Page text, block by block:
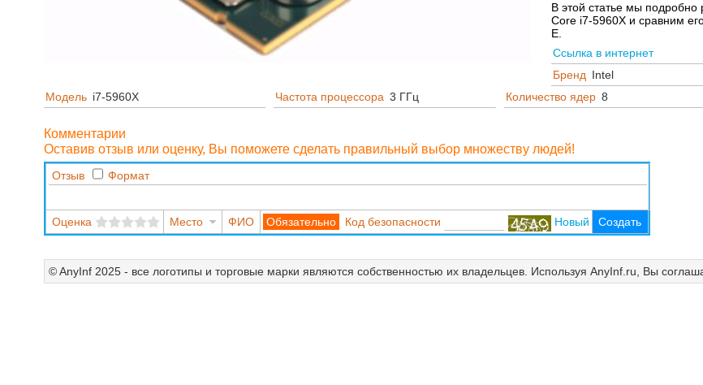
В этой статье мы
Core i7-5960X и сравним
E.
Ссылка в интернет
Бренд Intel
Модель i7-5960X Частота процессора 3 ГГц Количество ядер 8
Комментарии
Оставив отзыв или оценку, Вы поможете сделать правильный выбор множеству людей!
Отзыв Формат
Оценка Место ФИО Код безопасности Новый Создать
© AnyInf 2025 - все логотипы и торговые марки являются собственностью их владельцев. Используя AnyInf.ru, Вы